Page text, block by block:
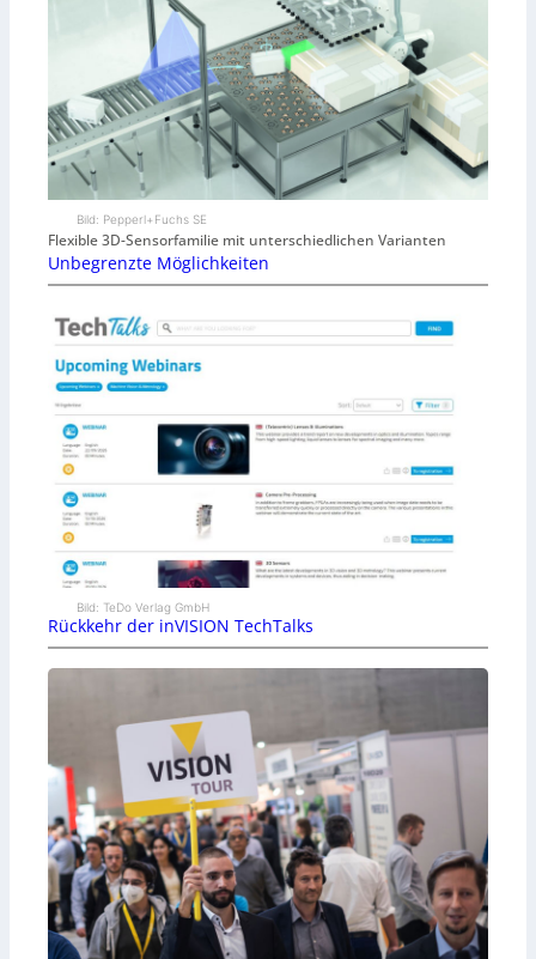
Bild: Pepperl+Fuchs SE
Flexible 3D-Sensorfamilie mit unterschiedlichen Varianten
Unbegrenzte Möglichkeiten
Bild: TeDo Verlag GmbH
Rückkehr der inVISION TechTalks